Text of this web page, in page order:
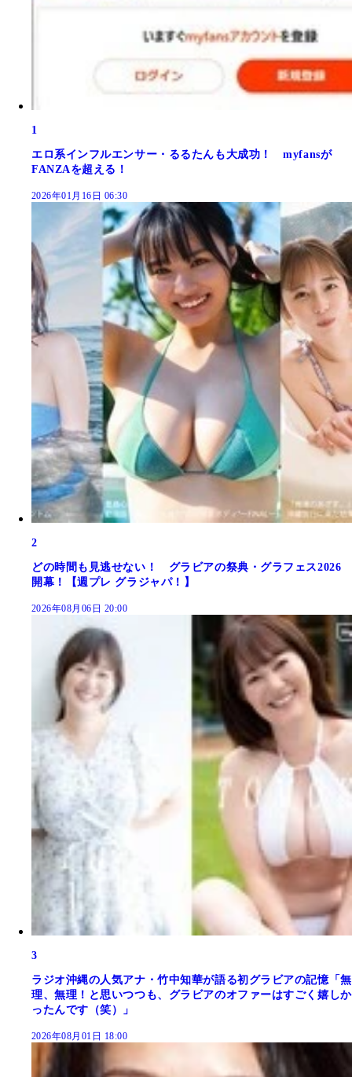
1
エロ系インフルエンサー・るるたんも大成功！ myfansが
FANZAを超える！
2026年01月16日 06:30
2
どの時間も見逃せない！ グラビアの祭典・グラフェス2026
開幕！【週プレ グラジャパ！】
2026年08月06日 20:00
3
ラジオ沖縄の人気アナ・竹中知華が語る初グラビアの記憶「無
理、無理！と思いつつも、グラビアのオファーはすごく嬉しか
ったんです（笑）」
2026年08月01日 18:00